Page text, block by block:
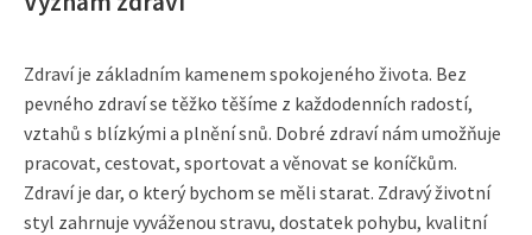
Zdraví je základním kamenem spokojeného života. Bez
pevného zdraví se těžko těšíme z každodenních radostí,
vztahů s blízkými a plnění snů. Dobré zdraví nám umožňuje
pracovat, cestovat, sportovat a věnovat se koníčkům.
Zdraví je dar, o který bychom se měli starat. Zdravý životní
styl zahrnuje vyváženou stravu, dostatek pohybu, kvalitní